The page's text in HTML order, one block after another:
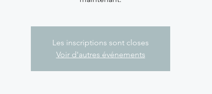
Les inscriptions sont closes
Voir d'autres événements